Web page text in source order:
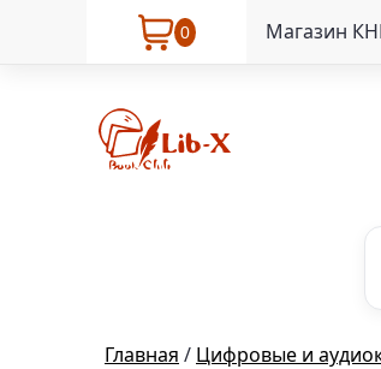
0 Магазин
Главная / Цифровые и